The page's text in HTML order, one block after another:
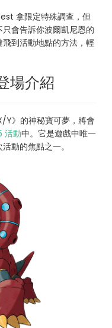
拿限定特殊調查，但
會告訴你波爾凱尼恩的
到活動地點的方法，輕
場介紹
Y》的神秘寶可夢，將會
活動中。它是遊戲中唯一
動的焦點之一。